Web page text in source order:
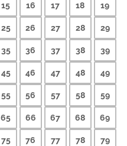
15 16 17 18 19
25 26 27 28 29
35 36 37 38 39
45 46 47 48 49
55 56 57 58 59
65 66 67 68 69
75 76 77 78 79